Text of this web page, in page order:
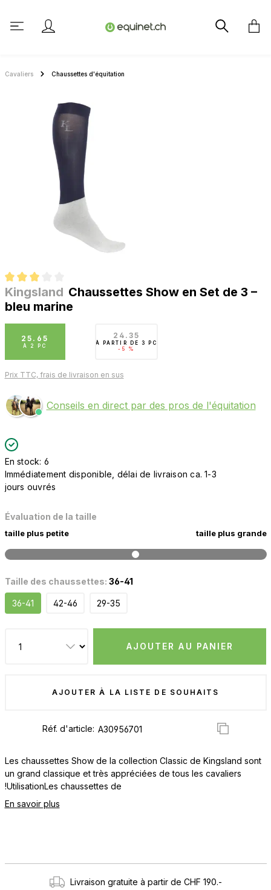
Cavaliers Chaussettes d'équitation
Note moyenne de 3 sur 5 étoiles
Kingsland Chaussettes Show en Set de 3 –
bleu marine
25.65
À 2 PC
24.35
À PARTIR DE3 PC
-5 %
Prix TTC, frais de livraison en sus
Conseils en direct par des pros de l'équitation
En stock: 6
Immédiatement disponible, délai de livraison ca. 1-3
jours ouvrés
Évaluation de la taille
taille plus petite taille plus grande
Taille des chaussettes: 36-41
36-41 42-46 29-35
AJOUTER AU PANIER
AJOUTER À LA LISTE DE SOUHAITS
Réf. d'article:
Les chaussettes Show de la collection Classic de Kingsland sont
un grand classique et très appréciées de tous les cavaliers
!UtilisationLes chaussettes de
En savoir plus
Livraison gratuite à partir de CHF 190.-